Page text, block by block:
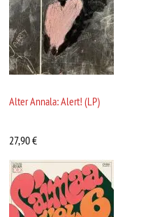
Alter Annala: Alert! (LP)
27,90€